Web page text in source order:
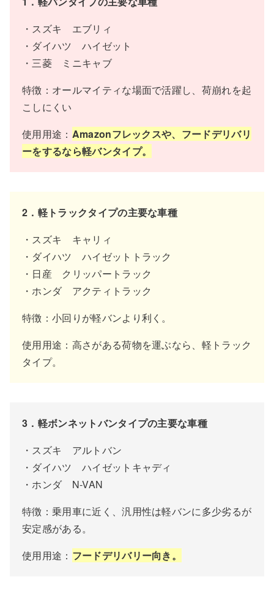
・スズキ エブリィ
・ダイハツ ハイゼット
・三菱 ミニキャブ
特徴：オールマイティな場面で活躍し、荷崩れを起
こしにくい
使用用途： Amazonフレックスや、フードデリバリ
ーをするなら軽バンタイプ。
2．軽トラックタイプの主要な車種
・スズキ キャリィ
・ダイハツ ハイゼットトラック
・日産 クリッパートラック
・ホンダ アクティトラック
特徴：小回りが軽バンより利く。
使用用途：高さがある荷物を運ぶなら、軽トラック
タイプ。
3．軽ボンネットバンタイプの主要な車種
・スズキ アルトバン
・ダイハツ ハイゼットキャディ
・ホンダ N-VAN
特徴：乗用車に近く、汎用性は軽バンに多少劣るが
安定感がある。
使用用途： フードデリバリー向き。